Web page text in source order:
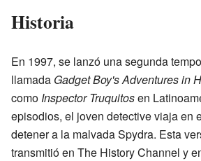
Historia
En 1997, se lanzó una segunda
llamada Gadget Boy's Adventures in
como Inspector Truquitosen
episodios, el joven detective viaja en
detener a la malvada Spydra. Esta
transmitió en The History Channel y